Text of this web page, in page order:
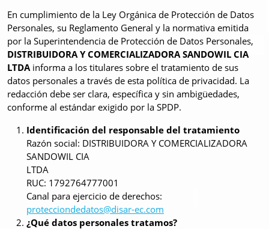
En cumplimiento de la Ley Orgánica de Protección de Datos
Personales, su Reglamento General y la normativa emitida
por la Superintendencia de Protección de Datos Personales,
DISTRIBUIDORA Y COMERCIALIZADORA SANDOWIL CIA
LTDAinforma a los titulares sobre el tratamiento de sus
datos personales a través de esta política de privacidad. La
redacción debe ser clara, específica y sin ambigüedades,
conforme al estándar exigido por la SPDP.
Identificación del responsable del tratamiento
Razón social: DISTRIBUIDORA Y COMERCIALIZADORA
SANDOWIL CIA
LTDA
RUC: 1792764777001
Canal para ejercicio de derechos:
protecciondedatos@disar-ec.com
¿Qué datos personales tratamos?